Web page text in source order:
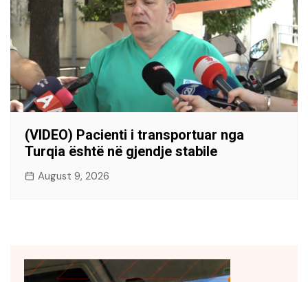
(VIDEO) Pacienti i transportuar nga
Turqia është në gjendje stabile
August 9, 2026